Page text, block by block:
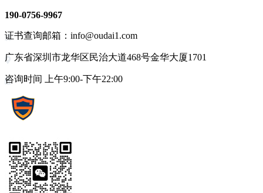
190-0756-9967
证书查询邮箱：info@oudai1.com
广东省深圳市龙华区民治大道468号金华大厦1701
咨询时间 上午9:00-下午22:00